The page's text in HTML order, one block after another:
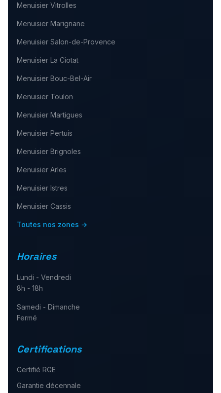
Menuisier Vitrolles
Menuisier Marignane
Menuisier Salon-de-Provence
Menuisier La Ciotat
Menuisier Bouc-Bel-Air
Menuisier Toulon
Menuisier Martigues
Menuisier Pertuis
Menuisier Brignoles
Menuisier Arles
Menuisier Istres
Menuisier Cassis
Toutes nos zones →
Horaires
Lundi - Vendredi
8h - 18h
Samedi - Dimanche
Fermé
Certifications
Certifié RGE
Garantie décennale